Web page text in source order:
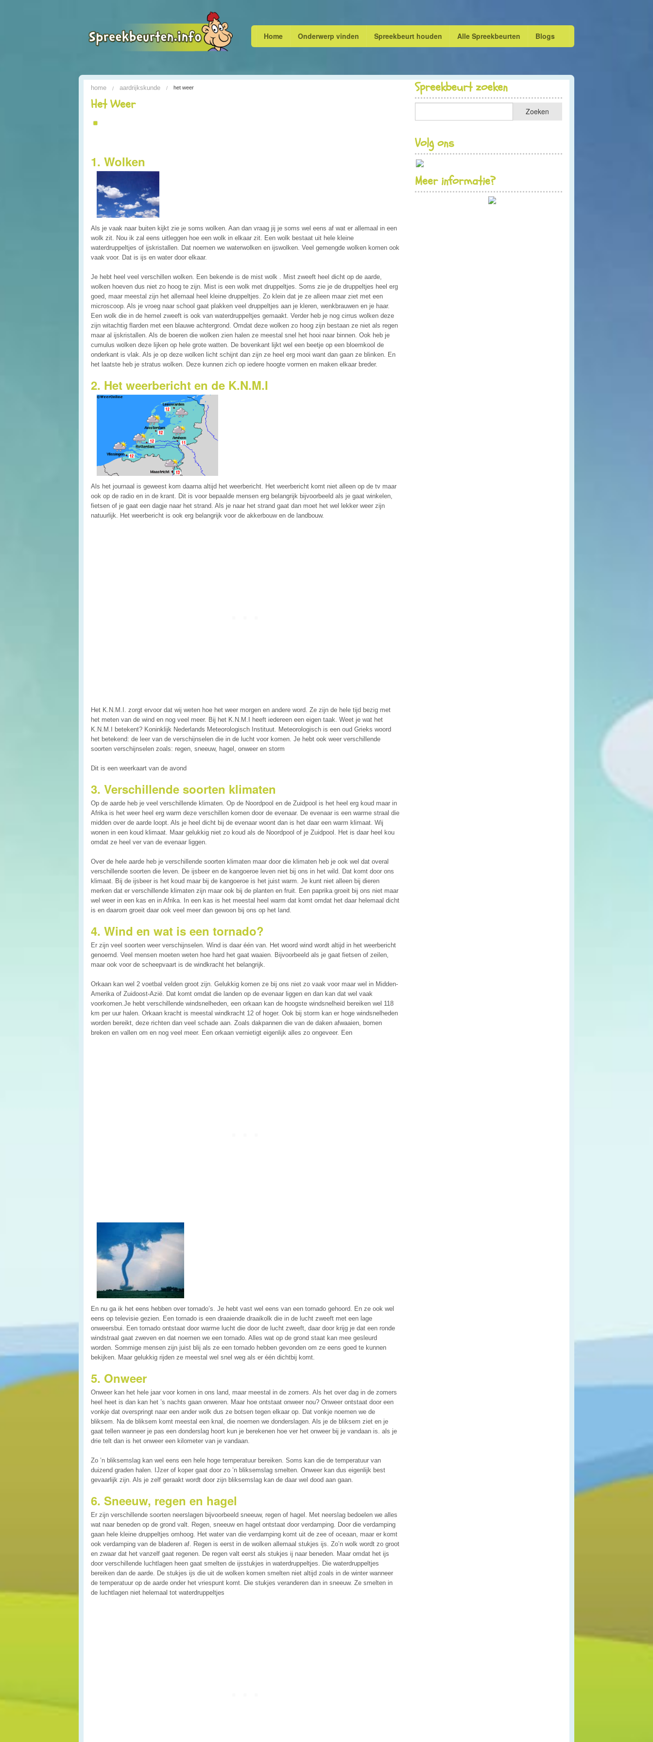
Home Onderwerp vinden Spreekbeurt houden Alle Spreekbeurten Blogs
home aardrijkskunde het weer
Het Weer
1. Wolken
Als je vaak naar buiten kijkt zie je soms wolken. Aan dan vraag jij je soms wel eens af wat er allemaal in een
wolk zit. Nou ik zal eens uitleggen hoe een wolk in elkaar zit. Een wolk bestaat uit hele kleine
waterdruppeltjes of ijskristallen. Dat noemen we waterwolken en ijswolken. Veel gemengde wolken komen ook
vaak voor. Dat is ijs en water door elkaar.
Je hebt heel veel verschillen wolken. Een bekende is de mist wolk . Mist zweeft heel dicht op de aarde,
wolken hoeven dus niet zo hoog te zijn. Mist is een wolk met druppeltjes. Soms zie je de druppeltjes heel erg
goed, maar meestal zijn het allemaal heel kleine druppeltjes. Zo klein dat je ze alleen maar ziet met een
microscoop. Als je vroeg naar school gaat plakken veel druppeltjes aan je kleren, wenkbrauwen en je haar.
Een wolk die in de hemel zweeft is ook van waterdruppeltjes gemaakt. Verder heb je nog cirrus wolken deze
zijn witachtig flarden met een blauwe achtergrond. Omdat deze wolken zo hoog zijn bestaan ze niet als regen
maar al ijskristallen. Als de boeren die wolken zien halen ze meestal snel het hooi naar binnen. Ook heb je
cumulus wolken deze lijken op hele grote watten. De bovenkant lijkt wel een beetje op een bloemkool de
onderkant is vlak. Als je op deze wolken licht schijnt dan zijn ze heel erg mooi want dan gaan ze blinken. En
het laatste heb je stratus wolken. Deze kunnen zich op iedere hoogte vormen en maken elkaar breder.
2. Het weerbericht en de K.N.M.I
Als het journaal is geweest kom daarna altijd het weerbericht. Het weerbericht komt niet alleen op de tv maar
ook op de radio en in de krant. Dit is voor bepaalde mensen erg belangrijk bijvoorbeeld als je gaat winkelen,
fietsen of je gaat een dagje naar het strand. Als je naar het strand gaat dan moet het wel lekker weer zijn
natuurlijk. Het weerbericht is ook erg belangrijk voor de akkerbouw en de landbouw.
Het K.N.M.I. zorgt ervoor dat wij weten hoe het weer morgen en andere word. Ze zijn de hele tijd bezig met
het meten van de wind en nog veel meer. Bij het K.N.M.I heeft iedereen een eigen taak. Weet je wat het
K.N.M.I betekent? Koninklijk Nederlands Meteorologisch Instituut. Meteorologisch is een oud Grieks woord
het betekend: de leer van de verschijnselen die in de lucht voor komen. Je hebt ook weer verschillende
soorten verschijnselen zoals: regen, sneeuw, hagel, onweer en storm
Dit is een weerkaart van de avond
3. Verschillende soorten klimaten
Op de aarde heb je veel verschillende klimaten. Op de Noordpool en de Zuidpool is het heel erg koud maar in
Afrika is het weer heel erg warm deze verschillen komen door de evenaar. De evenaar is een warme straal die
midden over de aarde loopt. Als je heel dicht bij de evenaar woont dan is het daar een warm klimaat. Wij
wonen in een koud klimaat. Maar gelukkig niet zo koud als de Noordpool of je Zuidpool. Het is daar heel kou
omdat ze heel ver van de evenaar liggen.
Over de hele aarde heb je verschillende soorten klimaten maar door die klimaten heb je ook wel dat overal
verschillende soorten die leven. De ijsbeer en de kangoeroe leven niet bij ons in het wild. Dat komt door ons
klimaat. Bij de ijsbeer is het koud maar bij de kangoeroe is het juist warm. Je kunt niet alleen bij dieren
merken dat er verschillende klimaten zijn maar ook bij de planten en fruit. Een paprika groeit bij ons niet maar
wel weer in een kas en in Afrika. In een kas is het meestal heel warm dat komt omdat het daar helemaal dicht
is en daarom groeit daar ook veel meer dan gewoon bij ons op het land.
4. Wind en wat is een tornado?
Er zijn veel soorten weer verschijnselen. Wind is daar één van. Het woord wind wordt altijd in het weerbericht
genoemd. Veel mensen moeten weten hoe hard het gaat waaien. Bijvoorbeeld als je gaat fietsen of zeilen,
maar ook voor de scheepvaart is de windkracht het belangrijk.
Orkaan kan wel 2 voetbal velden groot zijn. Gelukkig komen ze bij ons niet zo vaak voor maar wel in Midden-
Amerika of Zuidoost-Azië. Dat komt omdat die landen op de evenaar liggen en dan kan dat wel vaak
voorkomen.Je hebt verschillende windsnelheden, een orkaan kan de hoogste windsnelheid bereiken wel 118
km per uur halen. Orkaan kracht is meestal windkracht 12 of hoger. Ook bij storm kan er hoge windsnelheden
worden bereikt, deze richten dan veel schade aan. Zoals dakpannen die van de daken afwaaien, bomen
breken en vallen om en nog veel meer. Een orkaan vernietigt eigenlijk alles zo ongeveer. Een
En nu ga ik het eens hebben over tornado’s. Je hebt vast wel eens van een tornado gehoord. En ze ook wel
eens op televisie gezien. Een tornado is een draaiende draaikolk die in de lucht zweeft met een lage
onweersbui. Een tornado ontstaat door warme lucht die door de lucht zweeft, daar door krijg je dat een ronde
windstraal gaat zweven en dat noemen we een tornado. Alles wat op de grond staat kan mee gesleurd
worden. Sommige mensen zijn juist blij als ze een tornado hebben gevonden om ze eens goed te kunnen
bekijken. Maar gelukkig rijden ze meestal wel snel weg als er één dichtbij komt.
5. Onweer
Onweer kan het hele jaar voor komen in ons land, maar meestal in de zomers. Als het over dag in de zomers
heel heet is dan kan het ’s nachts gaan onweren. Maar hoe ontstaat onweer nou? Onweer ontstaat door een
vonkje dat overspringt naar een ander wolk dus ze botsen tegen elkaar op. Dat vonkje noemen we de
bliksem. Na de bliksem komt meestal een knal, die noemen we donderslagen. Als je de bliksem ziet en je
gaat tellen wanneer je pas een donderslag hoort kun je berekenen hoe ver het onweer bij je vandaan is. als je
drie telt dan is het onweer een kilometer van je vandaan.
Zo ’n bliksemslag kan wel eens een hele hoge temperatuur bereiken. Soms kan die de temperatuur van
duizend graden halen. IJzer of koper gaat door zo ’n bliksemslag smelten. Onweer kan dus eigenlijk best
gevaarlijk zijn. Als je zelf geraakt wordt door zijn bliksemslag kan de daar wel dood aan gaan.
6. Sneeuw, regen en hagel
Er zijn verschillende soorten neerslagen bijvoorbeeld sneeuw, regen of hagel. Met neerslag bedoelen we alles
wat naar beneden op de grond valt. Regen, sneeuw en hagel ontstaat door verdamping. Door die verdamping
gaan hele kleine druppeltjes omhoog. Het water van die verdamping komt uit de zee of oceaan, maar er komt
ook verdamping van de bladeren af. Regen is eerst in de wolken allemaal stukjes ijs. Zo’n wolk wordt zo groot
en zwaar dat het vanzelf gaat regenen. De regen valt eerst als stukjes ij naar beneden. Maar omdat het ijs
door verschillende luchtlagen heen gaat smelten de ijsstukjes in waterdruppeltjes. Die waterdruppeltjes
bereiken dan de aarde. De stukjes ijs die uit de wolken komen smelten niet altijd zoals in de winter wanneer
de temperatuur op de aarde onder het vriespunt komt. Die stukjes veranderen dan in sneeuw. Ze smelten in
de luchtlagen niet helemaal tot waterdruppeltjes
Spreekbeurt zoeken
Volg ons
Meer informatie?